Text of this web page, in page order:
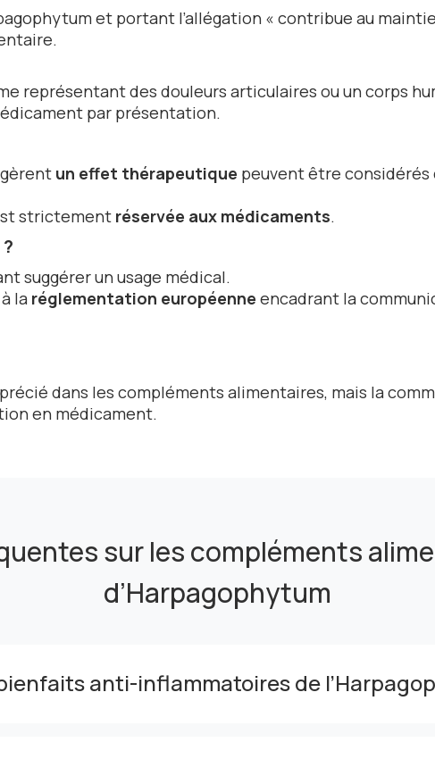
et portant l’allégation « contribue au
représentant des douleurs articulaires ou un corps
par présentation.
un effet thérapeutique peuvent être considérés
strictement réservée aux médicaments.
suggérer un usage médical.
la réglementation européenne encadrant la
dans les compléments alimentaires, mais la
en médicament.
sur les compléments
d’Harpagophytum
anti-inflammatoires de